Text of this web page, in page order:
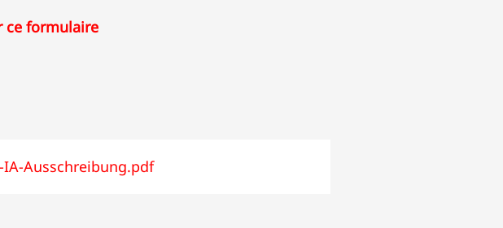
ce formulaire
Ausschreibung.pdf